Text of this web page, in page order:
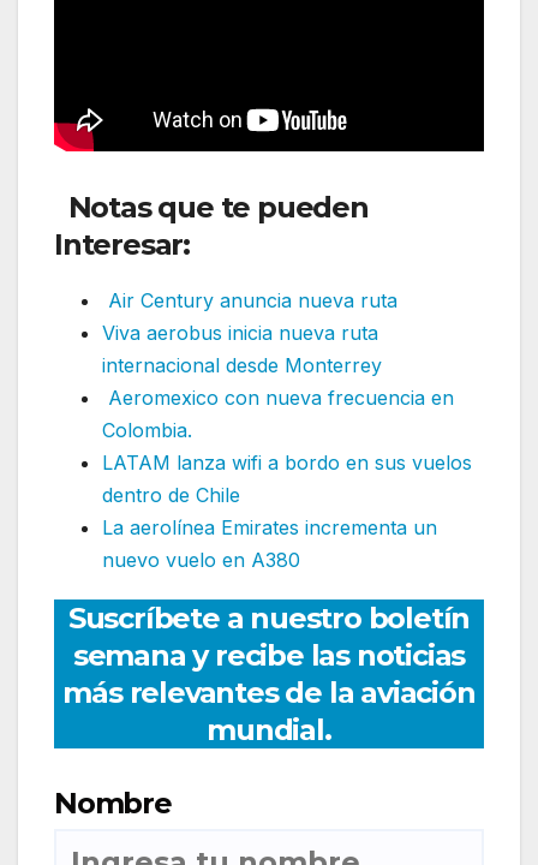
Notas que te pueden
Interesar:
Air Century anuncia nueva ruta
Viva aerobus inicia nueva ruta
internacional desde Monterrey
Aeromexico con nueva frecuencia en
Colombia.
LATAM lanza wifi a bordo en sus vuelos
dentro de Chile
La aerolínea Emirates incrementa un
nuevo vuelo en A380
Suscríbete a nuestro boletín
semana y recibe las noticias
más relevantes de la aviación
mundial.
Nombre